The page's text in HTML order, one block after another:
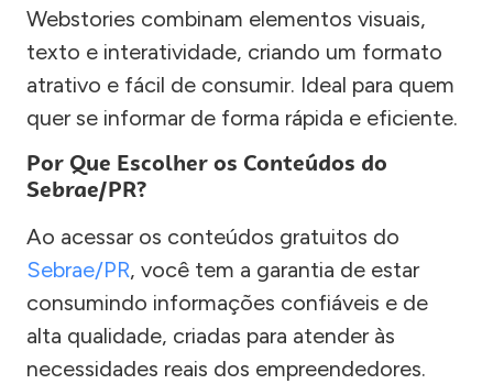
Webstories combinam elementos visuais,
texto e interatividade, criando um formato
atrativo e fácil de consumir. Ideal para quem
quer se informar de forma rápida e eficiente.
Por Que Escolher os Conteúdos do
Sebrae/PR?
Ao acessar os conteúdos gratuitos do
Sebrae/PR, você tem a garantia de estar
consumindo informações confiáveis e de
alta qualidade, criadas para atender às
necessidades reais dos empreendedores.